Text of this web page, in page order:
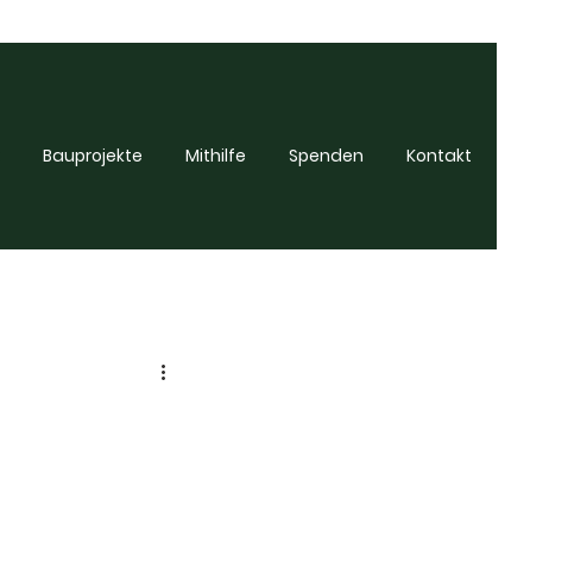
Bauprojekte Mithilfe Spenden Kontakt